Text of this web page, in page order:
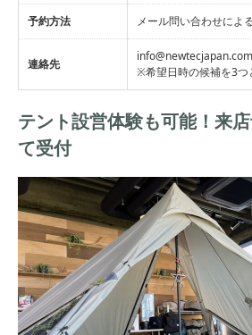
予約方法 メール問い合わせによ
連絡先
info@newtecjapan.com
※希望日時の候補を3つ
テント設営体験も可能！来
て受付